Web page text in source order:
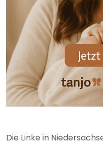
Die Linke in